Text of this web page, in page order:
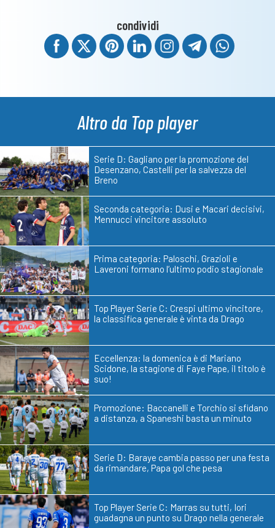
condividi
Altro da Top player
Serie D: Gagliano per la promozione del
Desenzano, Castelli per la salvezza del
Breno
Seconda categoria: Dusi e Macari decisivi,
Mennucci vincitore assoluto
Prima categoria: Paloschi, Grazioli e
Laveroni formano l’ultimo podio stagionale
Top Player Serie C: Crespi ultimo vincitore,
la classifica generale è vinta da Drago
Eccellenza: la domenica è di Mariano
Scidone, la stagione di Faye Pape, il titolo è
suo!
Promozione: Baccanelli e Torchio si sfidano
a distanza, a Spaneshi basta un minuto
Serie D: Baraye cambia passo per una festa
da rimandare, Papa gol che pesa
Top Player Serie C: Marras su tutti, Iori
guadagna un punto su Drago nella generale